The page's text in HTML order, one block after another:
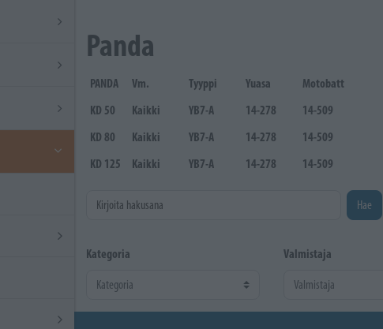
Panda
PANDA Vm. Tyyppi Yuasa
Motobatt
KD 50
Kaikki YB7-A 14-278
14-509
KD 80
Kaikki YB7-A 14-278
14-509
KD 125
Kaikki YB7-A 14-278 14-509
Kirjoita hakusana Hae
Kategoria Valmistaja